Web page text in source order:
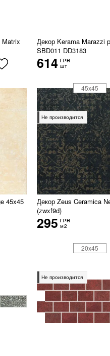
Декор Kerama Marazzi
SBD011 DD3183
614 ГРН
шт
45x45
Не производится
Декор Zeus Ceramica
(zwxf9d)
295 ГРН
м2
45x45
Не производится
20x45